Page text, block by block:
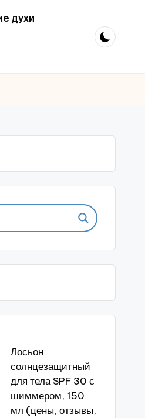
духи
Лосьон
солнцезащитный
для тела SPF 30 с
шиммером, 150
мл (цены, отзывы,